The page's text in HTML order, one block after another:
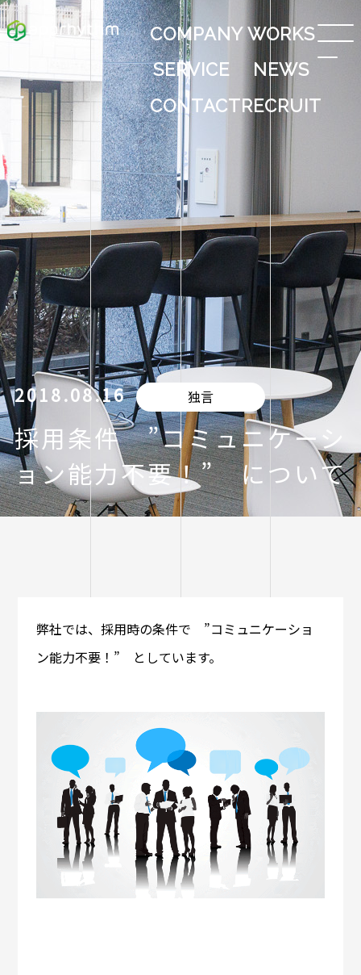
COMPANYWORKS
SERVICE
NEWS
CONTACTRECRUIT
2018.08.16 独言
採用条件 ”コミュニケーシ
ョン能力不要！” について
弊社では、採用時の条件で ”コミュニケーショ
ン能力不要！” としています。